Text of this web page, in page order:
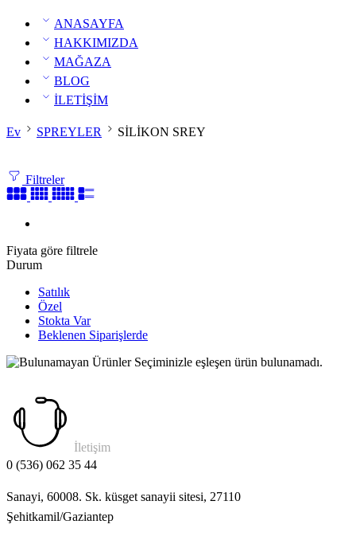
ANASAYFA
HAKKIMIZDA
MAĞAZA
BLOG
İLETİŞİM
Ev SPREYLER SİLİKON SREY
Filtreler
Fiyata göre filtrele
Durum
Satılık
Özel
Stokta Var
Beklenen Siparişlerde
Seçiminizle eşleşen ürün bulunamadı.
İletişim
0 (536) 062 35 44
Sanayi, 60008. Sk. küsget sanayii sitesi, 27110
Şehitkamil/Gaziantep